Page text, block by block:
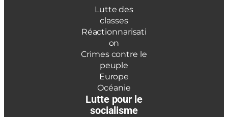
Lutte des
classes
Réactionnarisati
on
Crimes contre le
peuple
Europe
Océanie
Lutte pour le
socialisme